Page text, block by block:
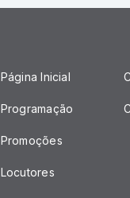
Página Inicial
Programação
Promoções
Locutores